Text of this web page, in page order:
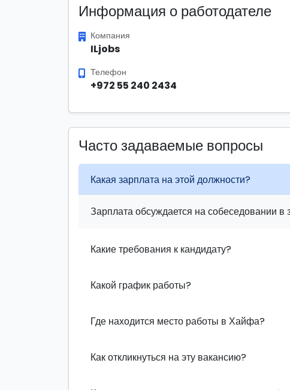
Информация о работодателе
Компания
ILjobs
Телефон
+972 55 240 2434
Часто задаваемые вопросы
Какая зарплата на этой должности?
Зарплата обсуждается на собеседовании
Какие требования к кандидату?
Какой график работы?
Где находится место работы в Хайфа?
Как откликнуться на эту вакансию?